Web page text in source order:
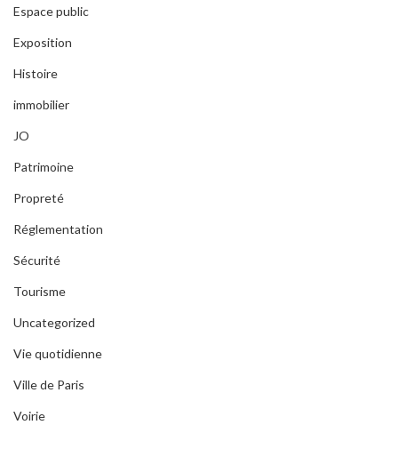
Espace public
Exposition
Histoire
immobilier
JO
Patrimoine
Propreté
Réglementation
Sécurité
Tourisme
Uncategorized
Vie quotidienne
Ville de Paris
Voirie